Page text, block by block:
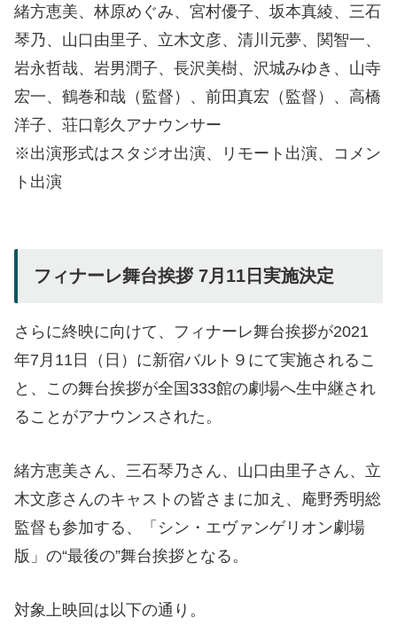
緒方恵美、林原めぐみ、宮村優子、坂本真綾、三石
琴乃、山口由里子、立木文彦、清川元夢、関智一、
岩永哲哉、岩男潤子、長沢美樹、沢城みゆき、山寺
宏一、鶴巻和哉（監督）、前田真宏（監督）、高橋
洋子、荘口彰久アナウンサー
※出演形式はスタジオ出演、リモート出演、コメン
ト出演
フィナーレ舞台挨拶 7月11日実施決定
さらに終映に向けて、フィナーレ舞台挨拶が2021
年7月11日（日）に新宿バルト９にて実施されるこ
と、この舞台挨拶が全国333館の劇場へ生中継され
ることがアナウンスされた。
緒方恵美さん、三石琴乃さん、山口由里子さん、立
木文彦さんのキャストの皆さまに加え、庵野秀明総
監督も参加する、「シン・エヴァンゲリオン劇場
版」の“最後の”舞台挨拶となる。
対象上映回は以下の通り。